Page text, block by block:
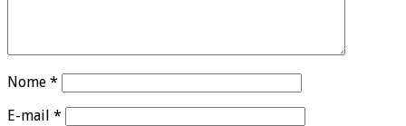
Nome *
E-mail *